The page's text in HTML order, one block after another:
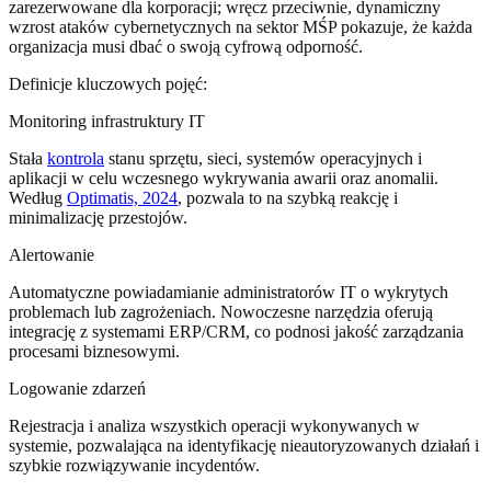
zarezerwowane dla korporacji; wręcz przeciwnie, dynamiczny
wzrost ataków cybernetycznych na sektor MŚP pokazuje, że każda
organizacja musi dbać o swoją cyfrową odporność.
Definicje kluczowych pojęć:
Monitoring infrastruktury IT
Stała kontrola stanu sprzętu, sieci, systemów operacyjnych i
aplikacji w celu wczesnego wykrywania awarii oraz anomalii.
Według Optimatis, 2024, pozwala to na szybką reakcję i
minimalizację przestojów.
Alertowanie
Automatyczne powiadamianie administratorów IT o wykrytych
problemach lub zagrożeniach. Nowoczesne narzędzia oferują
integrację z systemami ERP/CRM, co podnosi jakość zarządzania
procesami biznesowymi.
Logowanie zdarzeń
Rejestracja i analiza wszystkich operacji wykonywanych w
systemie, pozwalająca na identyfikację nieautoryzowanych działań i
szybkie rozwiązywanie incydentów.